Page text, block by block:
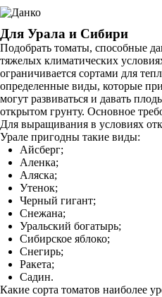
Для Урала и Сибири
Подобрать томаты, способные
тяжелых климатических
ограничивается сортами для
определенные виды, которые
могут развиваться и давать
открытом грунту. Основное
Для выращивания в условиях
Урале пригодны такие виды:
Айсберг;
Аленка;
Аляска;
Утенок;
Черный гигант;
Снежана;
Уральский богатырь;
Сибирское яблоко;
Снегирь;
Ракета;
Садин.
Какие сорта томатов наиболее